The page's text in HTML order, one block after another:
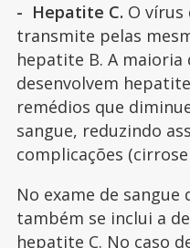
- Hepatite C. O vírus
transmite pelas
hepatite B. A maioria
desenvolvem
remédios que
sangue, reduzindo
complicações
No exame de
também se inclui a
hepatite C. No caso